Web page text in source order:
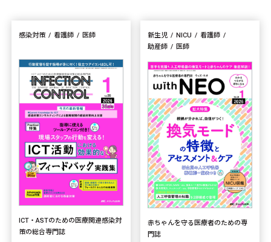
感染対策 看護師 医師
ICT・ASTのための医療関連感染対
策の総合専門誌
新生児 NICU
看護師
助産師
医師
赤ちゃんを守る医療者のための専
門誌